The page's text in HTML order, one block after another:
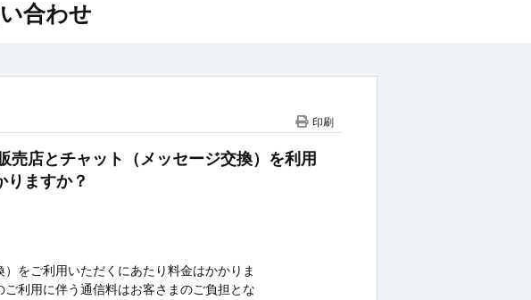
合わせ
印刷
売店とチャット（メッセージ交換）を利用
りますか？
をご利用いただくにあたり料金はかかりま
利用に伴う通信料はお客さまのご負担とな